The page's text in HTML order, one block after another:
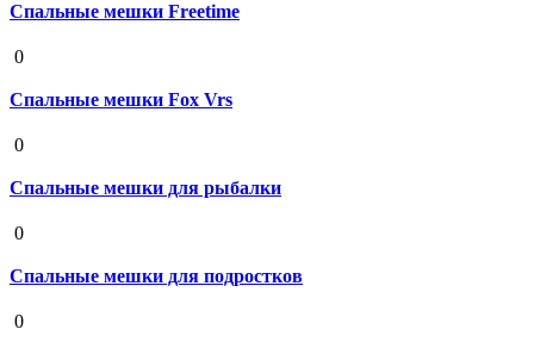
Спальные мешки Freetime
0
Спальные мешки Fox Vrs
0
Спальные мешки для рыбалки
0
Спальные мешки для подростков
0